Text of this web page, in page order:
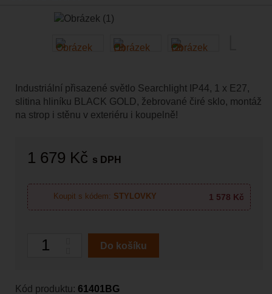
Industriální přisazené světlo Searchlight IP44, 1 x E27,
slitina hliníku BLACK GOLD, žebrované čiré sklo, montáž
na strop i stěnu v exteriéru i koupelně!
1 679 Kč s DPH
Koupit s kódem: STYLOVKY 1 578 Kč
Počet
Do košíku
Kód produktu: 61401BG